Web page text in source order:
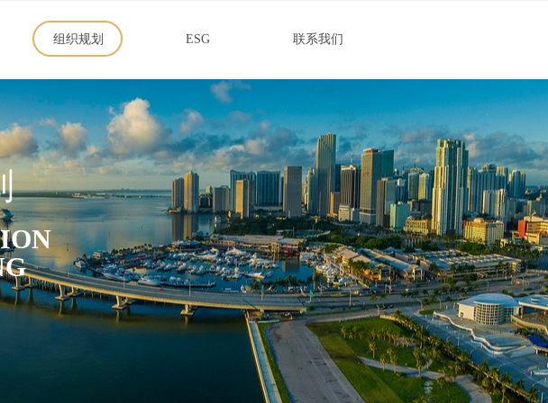
组织规划 ESG 联系我们